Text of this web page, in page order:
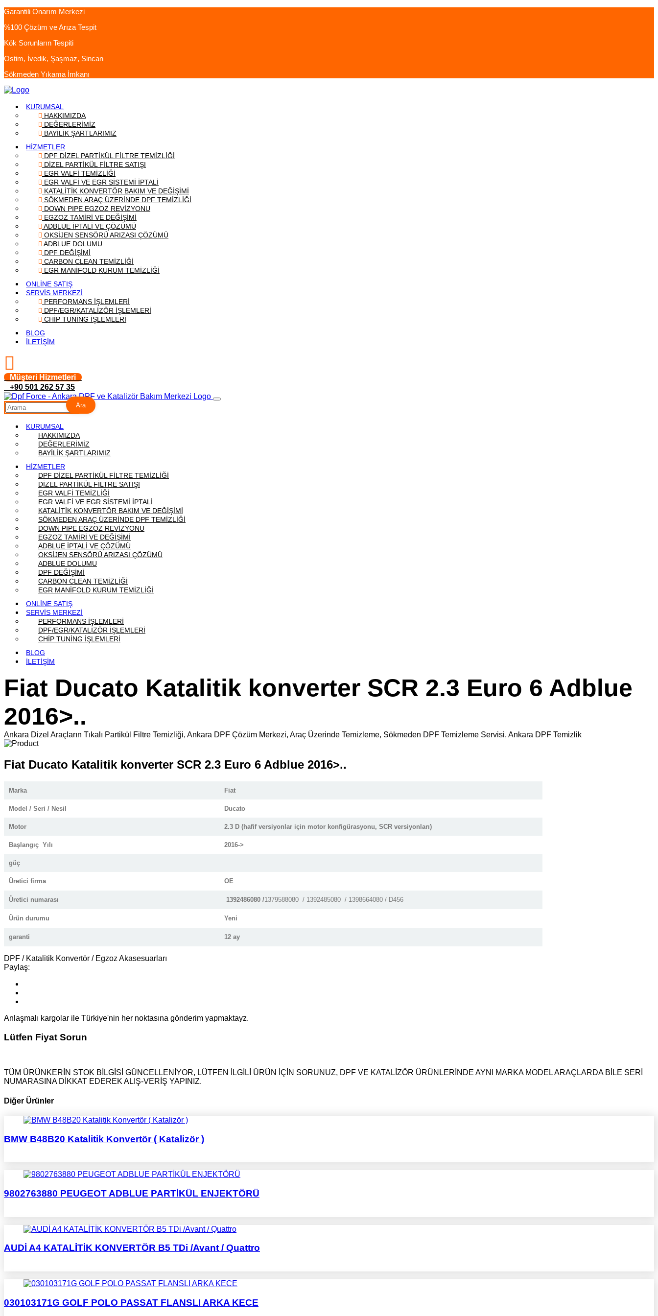
Garantili Onarım Merkezi
%100 Çözüm ve Arıza Tespit
Kök Sorunların Tespiti
Ostim, İvedik, Şaşmaz, Sincan
Sökmeden Yıkama İmkanı
KURUMSAL
HAKKIMIZDA
DEĞERLERİMİZ
BAYİLİK ŞARTLARIMIZ
HİZMETLER
DPF DİZEL PARTİKÜL FİLTRE TEMİZLİĞİ
DİZEL PARTİKÜL FİLTRE SATIŞI
EGR VALFİ TEMİZLİĞİ
EGR VALFİ VE EGR SİSTEMİ İPTALİ
KATALİTİK KONVERTÖR BAKIM VE DEĞİŞİMİ
SÖKMEDEN ARAÇ ÜZERİNDE DPF TEMİZLİĞİ
DOWN PIPE EGZOZ REVİZYONU
EGZOZ TAMİRİ VE DEĞİŞİMİ
ADBLUE İPTALİ VE ÇÖZÜMÜ
OKSİJEN SENSÖRÜ ARIZASI ÇÖZÜMÜ
ADBLUE DOLUMU
DPF DEĞİŞİMİ
CARBON CLEAN TEMİZLİĞİ
EGR MANİFOLD KURUM TEMİZLİĞİ
ONLİNE SATIŞ
SERVİS MERKEZİ
PERFORMANS İŞLEMLERİ
DPF/EGR/KATALİZÖR İŞLEMLERİ
CHİP TUNİNG İŞLEMLERİ
BLOG
İLETİŞİM
Müşteri Hizmetleri
+90 501 262 57 35
Ara
KURUMSAL
HAKKIMIZDA
DEĞERLERİMİZ
BAYİLİK ŞARTLARIMIZ
HİZMETLER
DPF DİZEL PARTİKÜL FİLTRE TEMİZLİĞİ
DİZEL PARTİKÜL FİLTRE SATIŞI
EGR VALFİ TEMİZLİĞİ
EGR VALFİ VE EGR SİSTEMİ İPTALİ
KATALİTİK KONVERTÖR BAKIM VE DEĞİŞİMİ
SÖKMEDEN ARAÇ ÜZERİNDE DPF TEMİZLİĞİ
DOWN PIPE EGZOZ REVİZYONU
EGZOZ TAMİRİ VE DEĞİŞİMİ
ADBLUE İPTALİ VE ÇÖZÜMÜ
OKSİJEN SENSÖRÜ ARIZASI ÇÖZÜMÜ
ADBLUE DOLUMU
DPF DEĞİŞİMİ
CARBON CLEAN TEMİZLİĞİ
EGR MANİFOLD KURUM TEMİZLİĞİ
ONLİNE SATIŞ
SERVİS MERKEZİ
PERFORMANS İŞLEMLERİ
DPF/EGR/KATALİZÖR İŞLEMLERİ
CHİP TUNİNG İŞLEMLERİ
BLOG
İLETİŞİM
Fiat Ducato Katalitik konverter SCR 2.3 Euro 6 Adblue
2016>..
Ankara Dizel Araçların Tıkalı Partikül Filtre Temizliği, Ankara DPF Çözüm Merkezi, Araç Üzerinde Temizleme, Sökmeden DPF Temizleme Servisi, Ankara DPF Temizlik
Fiat Ducato Katalitik konverter SCR 2.3 Euro 6 Adblue 2016>..
Marka Fiat
Model / Seri / Nesil Ducato
Motor 2.3 D (hafif versiyonlar için motor konfigürasyonu, SCR versiyonları)
Başlangıç Yılı 2016->
güç
Üretici firma OE
Üretici numarası 1392486080 /1379588080 / 1392485080 / 1398664080 / D456
Ürün durumu Yeni
garanti 12 ay
DPF / Katalitik Konvertör / Egzoz Akasesuarları
Paylaş:
Anlaşmalı kargolar ile Türkiye'nin her noktasına gönderim yapmaktayz.
Lütfen Fiyat Sorun
TÜM ÜRÜNKERİN STOK BİLGİSİ GÜNCELLENİYOR, LÜTFEN İLGİLİ ÜRÜN İÇİN SORUNUZ, DPF VE KATALİZÖR ÜRÜNLERİNDE AYNI MARKA MODEL ARAÇLARDA BİLE SERİ
NUMARASINA DİKKAT EDEREK ALIŞ-VERİŞ YAPINIZ.
Diğer Ürünler
BMW B48B20 Katalitik Konvertör ( Katalizör )
9802763880 PEUGEOT ADBLUE PARTİKÜL ENJEKTÖRÜ
AUDİ A4 KATALİTİK KONVERTÖR B5 TDi /Avant / Quattro
030103171G GOLF POLO PASSAT FLANSLI ARKA KECE